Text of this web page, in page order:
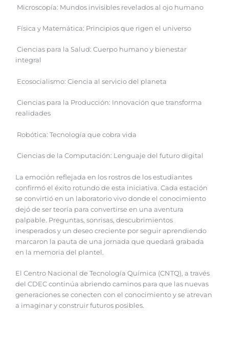
Microscopía: Mundos invisibles revelados al ojo humano
Física y Matemática: Principios que rigen el universo
Ciencias para la Salud: Cuerpo humano y bienestar
integral
Ecosocialismo: Ciencia al servicio del planeta
Ciencias para la Producción: Innovación que transforma
realidades
Robótica: Tecnología que cobra vida
Ciencias de la Computación: Lenguaje del futuro digital
La emoción reflejada en los rostros de los estudiantes
confirmó el éxito rotundo de esta iniciativa. Cada estación
se convirtió en un laboratorio vivo donde el conocimiento
dejó de ser teoría para convertirse en una aventura
palpable. Preguntas, sonrisas, descubrimientos
inesperados y un deseo creciente por seguir aprendiendo
marcaron la pauta de una jornada que quedará grabada
en la memoria del plantel.
El Centro Nacional de Tecnología Química (CNTQ), a través
del CDEC continúa abriendo caminos para que las nuevas
generaciones se conecten con el conocimiento y se atrevan
a imaginar y construir futuros posibles.